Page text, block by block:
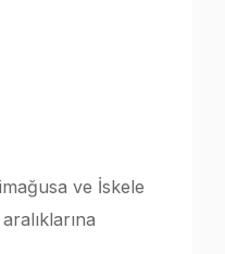
ve İskele